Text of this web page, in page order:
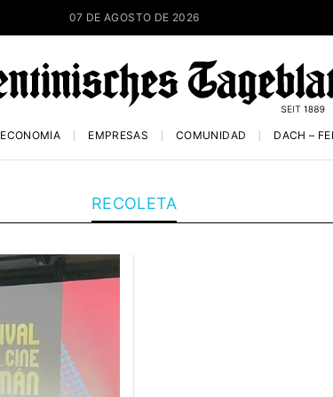
07 DE AGOSTO DE 2026
ECONOMÍA EMPRESAS COMUNIDAD DACH –
RECOLETA